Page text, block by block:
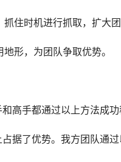
住时机进行抓取，扩大团
形，为团队争取优势。
高手都通过以上方法成功
据了优势。我方团队通过